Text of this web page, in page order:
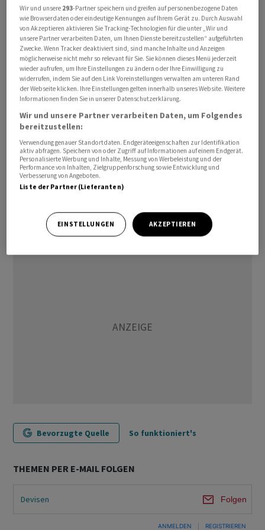
Militärs nahe der Strasse von Hormus auf eine iranische
Stellung sorgen. «Bomben statt weisser Rauch», heisst
es denn auch in einer Markteinschätzung der
Commerzbank.
Vor kurzem habe es noch nach einem baldigen Deal mit
dem Iran ausgesehen, in den letzten Tagen habe die
Stimmung aber wieder gedreht. Aber auch bei einer
Einigung zwischen den USA und dem Iran dürfte es
angesichts des geringen Vertrauens zwischen den
Parteien eine Weile dauern, bis sich die Devisenmärkte
wieder eingependelt haben, so die Bank.
Bevorzugte Quelle So funktioniert's
THEMEN PER E-MAIL FOLGEN
Devisen Folgen
ANMELDEN REGISTRIEREN
Wir und unsere 293-Partner speichern und greifen auf personenbezogene Daten
wie Browserdaten oder eindeutige Kennungen auf Ihrem Gerät zu. Durch Auswahl
von Akzeptieren aktivieren Sie Tracking-Technologien für die unter „Wir und
unsere Partner verarbeiten Daten, um Ihnen Dienste bereitzustellen“ aufgeführten
Zwecke. Wenn Tracker deaktiviert sind, sind manche Inhalte und Anzeigen
möglicherweise nicht mehr so relevant für Sie. Sie können dieses Menü jederzeit
wieder aufrufen, um Ihre Einstellungen zu ändern oder Ihre Einwilligung zu
widerrufen, indem Sie auf den Link Voreinstellungen verwalten am unteren Rand
der Webseite klicken. Ihre Einstellungen gelten innerhalb unseres Website. Weitere
Informationen finden Sie in unserer Datenschutzerklärung.
Wir und unsere Partner verarbeiten Daten, um Folgendes
bereitzustellen:
Verwendung genauer Standortdaten. Endgeräteeigenschaften zur Identifikation
aktiv abfragen. Speichern von oder Zugriff auf Informationen auf einem Endgerät.
Personalisierte Werbung und Inhalte, Messung von Werbeleistung und der
Performance von Inhalten, Zielgruppenforschung sowie Entwicklung und
Verbesserung von Angeboten.
Liste der Partner (Lieferanten)
EINSTELLUNGEN AKZEPTIEREN